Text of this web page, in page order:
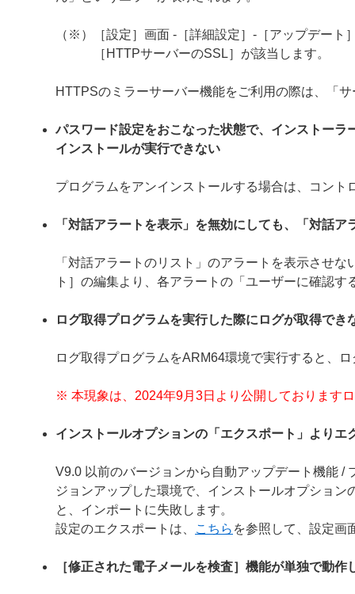
（※）［設定］画面 -［詳細設定］-［アップデー
［HTTPサーバーのSSL］が該当します。
HTTPSのミラーサーバー機能をご利用の際は、「
パスワード設定をおこなった状態で、インストー
インストールが実行できない
プログラムをアンインストールする場合は、コン
「対話アラートを表示」を無効にしても、「対話
「対話アラートのリスト」のアラートを表示させ
ト］の編集より、各アラートの「ユーザーに確認
ログ取得プログラムを実行した際にログが取得でき
ログ取得プログラムをARM64環境で実行すると、
※ 本現象は、2024年9月3日より公開しております
インストールオプションの「エクスポート」より
V9.0 以前のバージョンから自動アップデート機能 /
ジョンアップした環境で、インストールオプショ
と、インポートに失敗します。
設定のエクスポートは、
こちら を参照して、設定画
［修正された電子メールを検査］機能が単独で動作